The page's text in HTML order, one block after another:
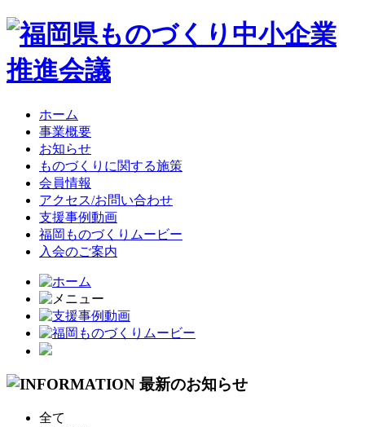
ホーム
事業概要
お知らせ
ものづくりに関する施策
会員情報
アクセス/お問い合わせ
支援事例動画
福岡ものづくりムービー
入会のご案内
全て